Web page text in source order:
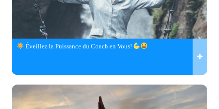
Éveillez la Puissance du Coach en Vous!